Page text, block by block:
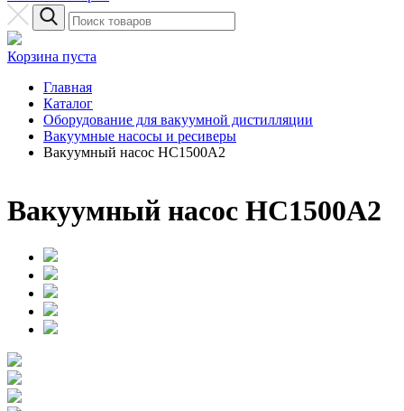
Корзина пуста
Главная
Каталог
Оборудование для вакуумной дистилляции
Вакуумные насосы и ресиверы
Вакуумный насос HC1500A2
Вакуумный насос HC1500A2